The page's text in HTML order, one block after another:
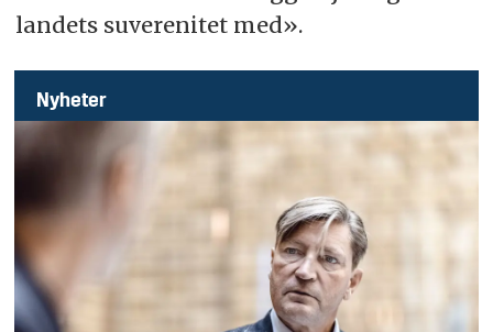
landets suverenitet med».
Nyheter